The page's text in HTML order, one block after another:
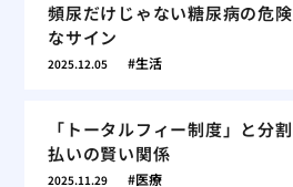
頻尿だけじゃない糖尿病の危険
なサイン
2025.12.05 生活
「トータルフィー制度」と分割
払いの賢い関係
2025.11.29 医療